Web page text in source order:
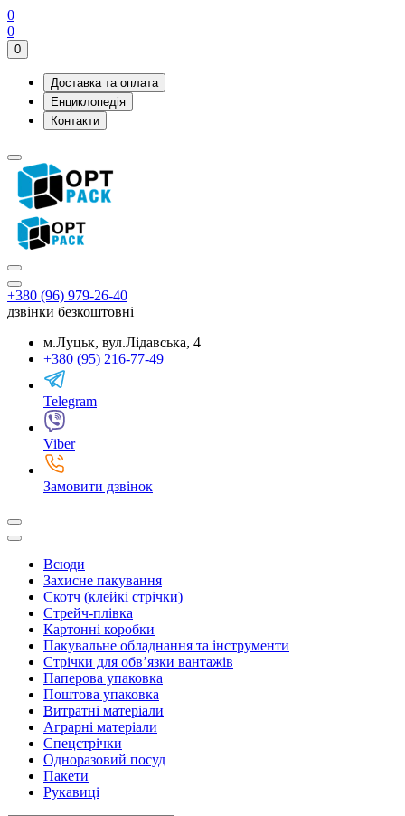
0
0
0
Доставка та оплата
Енциклопедія
Контакти
+380 (96) 979-26-40
дзвінки безкоштовні
м.Луцьк, вул.Лідавська, 4
+380 (95) 216-77-49
Telegram
Viber
Замовити дзвінок
Всюди
Захисне пакування
Скотч (клейкі стрічки)
Стрейч-плівка
Картонні коробки
Пакувальне обладнання та інструменти
Стрічки для обв’язки вантажів
Паперова упаковка
Поштова упаковка
Витратні матеріали
Аграрні матеріали
Спецстрічки
Одноразовий посуд
Пакети
Рукавиці